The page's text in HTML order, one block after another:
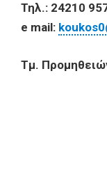
Τηλ.: 24210
e mail:
Τμ.